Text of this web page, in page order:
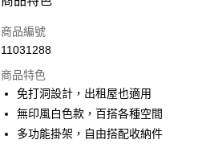
合作金庫商業銀行
華南商業銀行
上海商業儲蓄銀行
國泰世華商業銀行
臺灣中小企業銀行
聯邦商業銀行
ATM付款
貨到付款
運送方式
商品編號
11031288
商品特色
免打洞設計，出租屋也適用
無印風白色款，百搭各種空間
多功能掛架，自由搭配收納件